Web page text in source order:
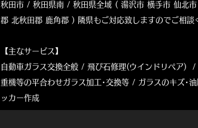
秋田市 / 秋田県南 / 秋田県全域 ( 湯沢市 横手市 仙北
郡 北秋田郡 鹿角郡 ) 隣県もご対応致しますのでご相談
【主なサービス】
自動車ガラス交換全般 / 飛び石修理(ウインドリペア) /
重機等の平合わせガラス加工･交換等 / ガラスのキズ･
ッカー作成